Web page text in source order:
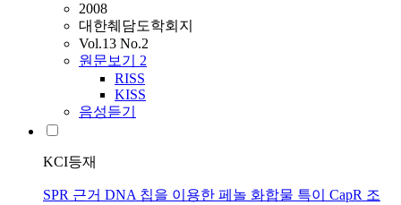
2008
대한췌담도학회지
Vol.13 No.2
원문보기 2
RISS
KISS
음성듣기
KCI등재
SPR 근거 DNA 칩을 이용한 페놀 화합물 특이 CapR 조